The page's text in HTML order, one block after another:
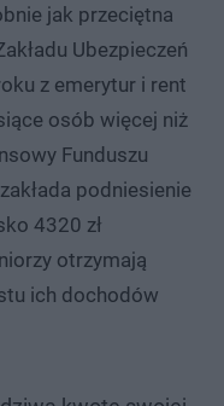
jak przeciętna
Ubezpieczeń
z emerytur i rent
osób więcej niż
Funduszu
podniesienie
4320 zł
otrzymają
ich dochodów